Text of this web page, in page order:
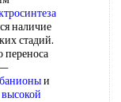
наличие
стадий.
переноса
и
высокой